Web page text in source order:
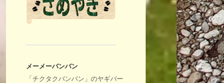
メーメーバンバン
「チクタクバンバン」のヤギバー